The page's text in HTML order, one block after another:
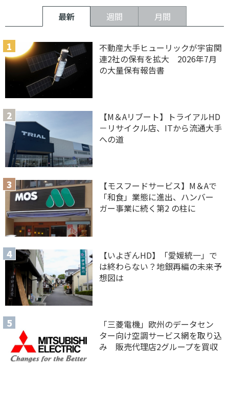
最新 週間 月間
不動産大手ヒューリックが宇宙関
連2社の保有を拡大 2026年7月
の大量保有報告書
【M＆Aリブート】トライアルHD
－リサイクル店、ITから流通大手
への道
【モスフードサービス】M＆Aで
「和食」業態に進出、ハンバー
ガー事業に続く第2 の柱に
【いよぎんHD】「愛媛統一」で
は終わらない？地銀再編の未来予
想図は
「三菱電機」欧州のデータセン
ター向け空調サービス網を取り込
み 販売代理店2グループを買収